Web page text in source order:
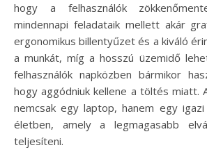
hogy a felhasználók
mindennapi feladataik mellett akár
ergonomikus billentyűzet és a kiváló
a munkát, míg a hosszú üzemidő
felhasználók napközben bármikor
hogy aggódniuk kellene a töltés miatt.
nemcsak egy laptop, hanem egy
életben, amely a legmagasabb
teljesíteni.